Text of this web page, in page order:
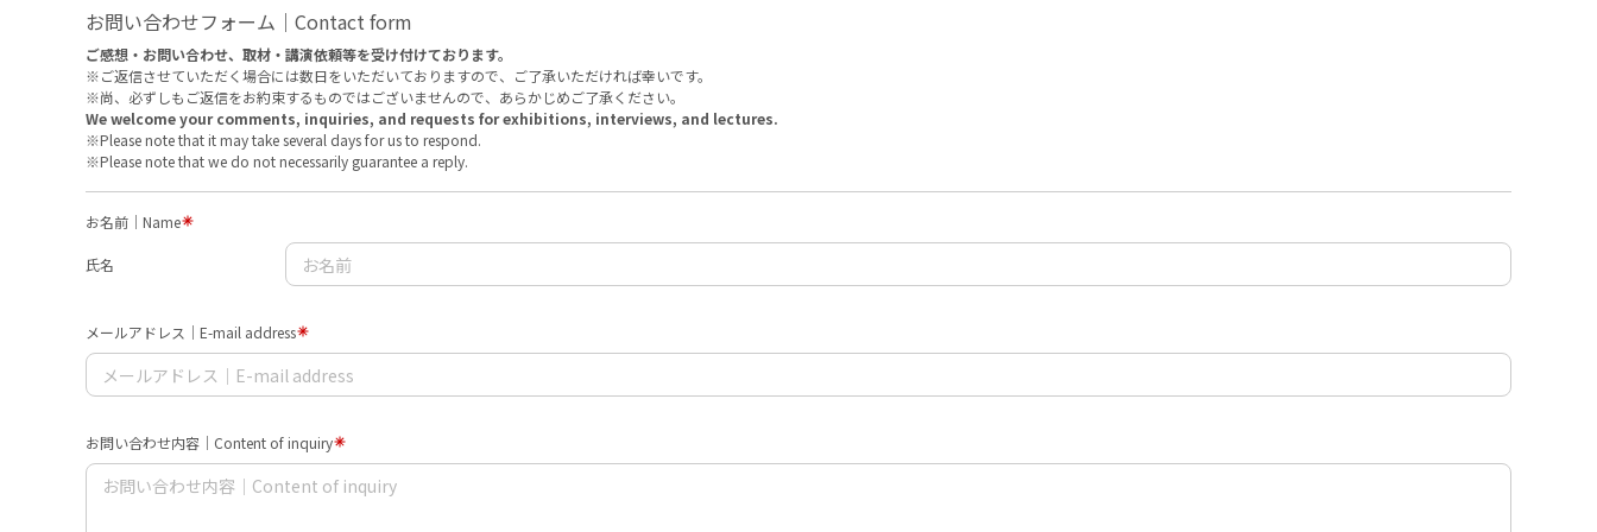
お問い合わせフォーム｜Contact form
ご感想・お問い合わせ、取材・講演依頼等を受け付けております。
※ご返信させていただく場合には数日をいただいておりますので、ご了承いただければ幸いです。
※尚、必ずしもご返信をお約束するものではございませんので、あらかじめご了承ください。
We welcome your comments, inquiries, and requests for exhibitions, interviews, and lectures.
※Please note that it may take several days for us to respond.
※Please note that we do not necessarily guarantee a reply.
お名前｜Name
氏名
メールアドレス｜E-mail address
お問い合わせ内容｜Content of inquiry